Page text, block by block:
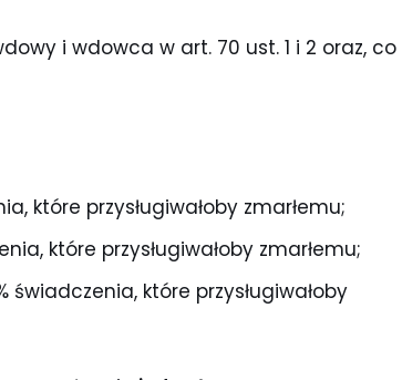
i wdowca w art. 70 ust. 1 i 2 oraz, co
które przysługiwałoby zmarłemu;
które przysługiwałoby zmarłemu;
które przysługiwałoby